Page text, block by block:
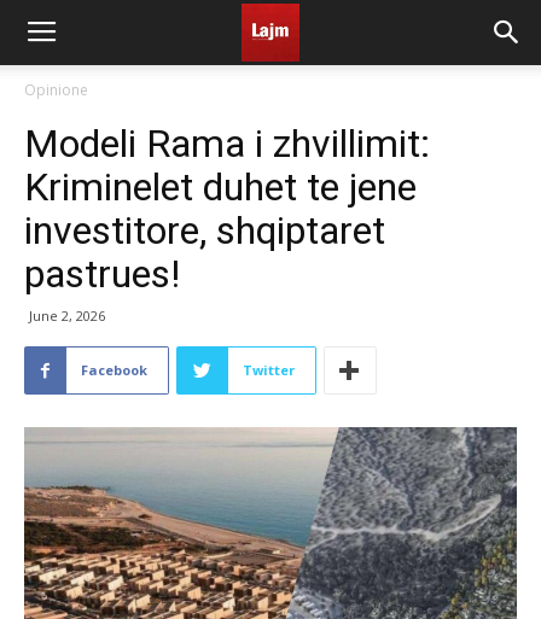
Opinione
Modeli Rama i zhvillimit:
Kriminelet duhet te jene
investitore, shqiptaret
pastrues!
June 2, 2026
Facebook Twitter